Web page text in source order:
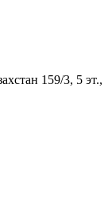
159/3, 5 эт.,